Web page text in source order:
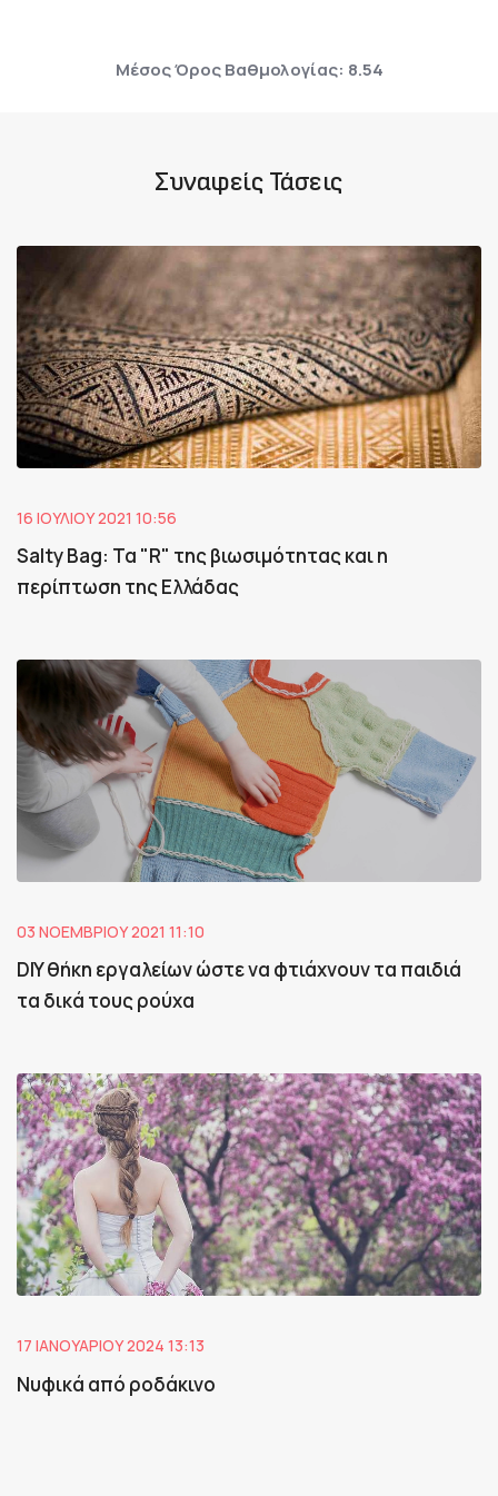
Μέσος Όρος Βαθμολογίας: 8.54
Συναφείς Τάσεις
16 ΙΟΥΛΊΟΥ 2021 10:56
Salty Bag: Τα "R" της βιωσιμότητας και η
περίπτωση της Ελλάδας
03 ΝΟΕΜΒΡΊΟΥ 2021 11:10
DIY θήκη εργαλείων ώστε να φτιάχνουν τα παιδιά
τα δικά τους ρούχα
17 ΙΑΝΟΥΑΡΊΟΥ 2024 13:13
Νυφικά από ροδάκινο